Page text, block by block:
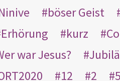
böser Geist
Erhörung kurz
war Jesus?
12 2 5